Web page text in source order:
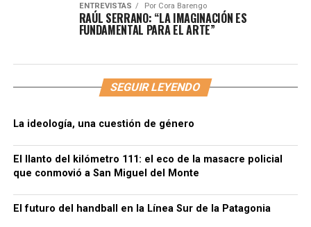
ENTREVISTAS Por Cora Barengo
RAÚL SERRANO: “LA IMAGINACIÓN ES
FUNDAMENTAL PARA EL ARTE”
SEGUIR LEYENDO
La ideología, una cuestión de género
El llanto del kilómetro 111: el eco de la masacre policial
que conmovió a San Miguel del Monte
El futuro del handball en la Línea Sur de la Patagonia